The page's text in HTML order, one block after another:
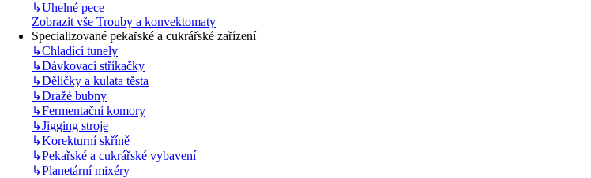
↳Uhelné pece
Zobrazit vše Trouby a konvektomaty
Specializované pekařské a cukrářské zařízení
↳Chladící tunely
↳Dávkovací stříkačky
↳Děličky a kulata těsta
↳Dražé bubny
↳Fermentační komory
↳Jigging stroje
↳Korekturní skříně
↳Pekařské a cukrářské vybavení
↳Planetární mixéry